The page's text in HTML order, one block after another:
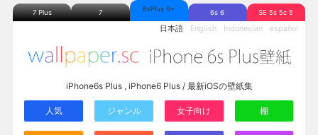
7 Plus 7 6sPlus 6+ 6s 6 SE 5s 5c 5
日本語 English Indonesian español
iPhone6s Plus , iPhone6 Plus / 最新iOSの壁紙集
人気 ジャンル 女子向け 棚